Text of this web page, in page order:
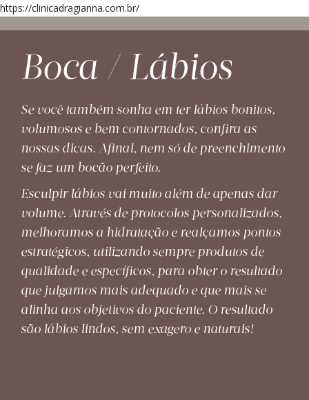
https://clinicadragianna.com.br/
Boca / Lábios
Se você também sonha em ter lábios bonitos,
volumosos e bem contornados, confira as
nossas dicas. Afinal, nem só de preenchimento
se faz um bocão perfeito.
Esculpir lábios vai muito além de apenas dar
volume. Através de protocolos personalizados,
melhoramos a hidratação e realçamos pontos
estratégicos, utilizando sempre produtos de
qualidade e específicos, para obter o resultado
que julgamos mais adequado e que mais se
alinha aos objetivos do paciente. O resultado
são lábios lindos, sem exagero e naturais!